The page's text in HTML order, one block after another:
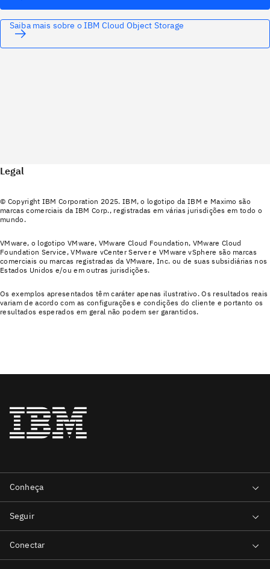
Saiba mais sobre o IBM Cloud Object Storage
Legal
© Copyright IBM Corporation 2025. IBM, o logotipo da IBM e Maximo são
marcas comerciais da IBM Corp., registradas em várias jurisdições em todo o
mundo.
VMware, o logotipo VMware, VMware Cloud Foundation, VMware Cloud
Foundation Service, VMware vCenter Server e VMware vSphere são marcas
comerciais ou marcas registradas da VMware, Inc. ou de suas subsidiárias nos
Estados Unidos e/ou em outras jurisdições.
Os exemplos apresentados têm caráter apenas ilustrativo. Os resultados reais
variam de acordo com as configurações e condições do cliente e portanto os
resultados esperados em geral não podem ser garantidos.